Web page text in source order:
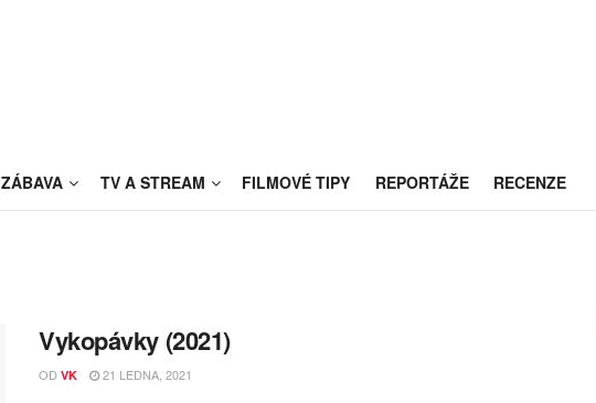
ZÁBAVA TV A STREAM FILMOVÉ TIPY REPORTÁŽE RECENZE
Vykopávky (2021)
OD VK 21 LEDNA, 2021